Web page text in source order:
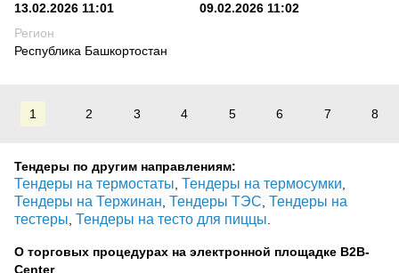
13.02.2026 11:01
09.02.2026 11:02
Регион
Республика Башкортостан
1 2 3 4 5 6 7 8
Тендеры по другим направлениям:
Тендеры на термостаты Тендеры на термосумки
Тендеры на Тержинан Тендеры ТЭС Тендеры на
тестеры Тендеры на тесто для пиццы
О торговых процедурах на электронной площадке B2B-
Center